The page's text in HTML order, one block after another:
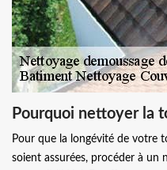
Pourquoi nettoyer la
Pour que la longévité de votre
soient assurées, procéder à